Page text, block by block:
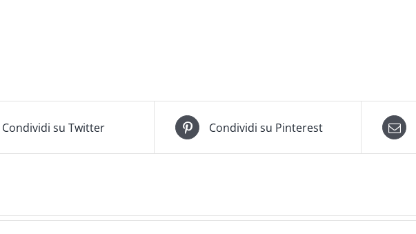
Condividi su Twitter Condividi su Pinterest